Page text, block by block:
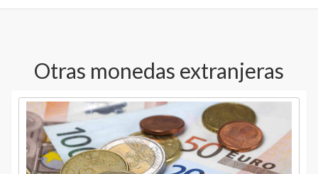
Otras monedas extranjeras